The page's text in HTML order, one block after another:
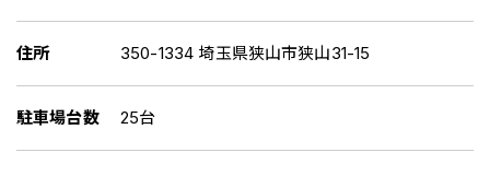
住所 350-1334 埼玉県狭山市狭山31-15
駐車場台数 25台